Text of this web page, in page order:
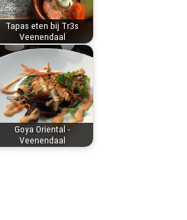
Tapas eten bij Tr3s
Veenendaal
Goya Oriental -
Veenendaal